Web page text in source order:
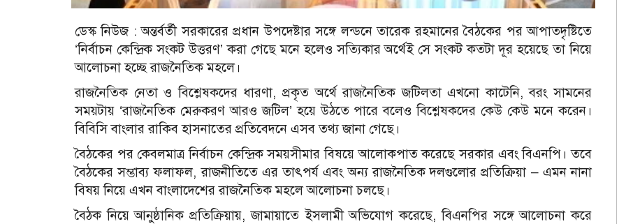
ডেস্ক নিউজ :অন্তর্বর্তী সরকারের প্রধান উপদেষ্টার সঙ্গে লন্ডনে তারেক রহমানের বৈঠকের পর আপাতদৃষ্টিতে
‘নির্বাচন কেন্দ্রিক সংকট উত্তরণ’ করা গেছে মনে হলেও সত্যিকার অর্থেই সে সংকট কতটা দূর হয়েছে তা নিয়ে
আলোচনা হচ্ছে রাজনৈতিক মহলে।
রাজনৈতিক নেতা ও বিশ্লেষকদের ধারণা, প্রকৃত অর্থে রাজনৈতিক জটিলতা এখনো কাটেনি, বরং সামনের
সময়টায় ‘রাজনৈতিক মেরুকরণ আরও জটিল’ হয়ে উঠতে পারে বলেও বিশ্লেষকদের কেউ কেউ মনে করেন।
বিবিসি বাংলার রাকিব হাসনাতের প্রতিবেদনে এসব তথ্য জানা গেছে।
বৈঠকের পর কেবলমাত্র নির্বাচন কেন্দ্রিক সময়সীমার বিষয়ে আলোকপাত করেছে সরকার এবং বিএনপি। তবে
বৈঠকের সম্ভাব্য ফলাফল, রাজনীতিতে এর তাৎপর্য এবং অন্য রাজনৈতিক দলগুলোর প্রতিক্রিয়া – এমন নানা
বিষয় নিয়ে এখন বাংলাদেশের রাজনৈতিক মহলে আলোচনা চলছে।
বৈঠক নিয়ে আনুষ্ঠানিক প্রতিক্রিয়ায়, জামায়াতে ইসলামী অভিযোগ করেছে, বিএনপির সঙ্গে আলোচনা করে